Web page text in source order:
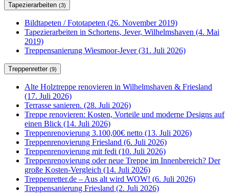
Tapezierarbeiten (3)
Bildtapeten / Fototapeten (26. November 2019)
Tapezierarbeiten in Schortens, Jever, Wilhelmshaven (4. Mai
2019)
Treppensanierung Wiesmoor-Jever (31. Juli 2026)
Treppenretter (9)
Alte Holztreppe renovieren in Wilhelmshaven & Friesland
(17. Juli 2026)
Terrasse sanieren. (28. Juli 2026)
Treppe renovieren: Kosten, Vorteile und moderne Designs auf
einen Blick (14. Juli 2026)
Treppenrenovierung 3.100,00€ netto (13. Juli 2026)
Treppenrenovierung Friesland (6. Juli 2026)
Treppenrenovierung mit fedi (10. Juli 2026)
Treppenrenovierung oder neue Treppe im Innenbereich? Der
große Kosten-Vergleich (14. Juli 2026)
Treppenretter.de – Aus alt wird WOW! (6. Juli 2026)
Treppensanierung Friesland (2. Juli 2026)